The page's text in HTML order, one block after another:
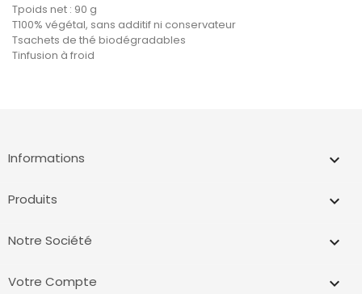
Tpoids net : 90 g
T100% végétal, sans additif ni conservateur
Tsachets de thé biodégradables
Tinfusion à froid
Informations keyboard_arrow_down
Produits 
Notre Société 
Votre Compte 